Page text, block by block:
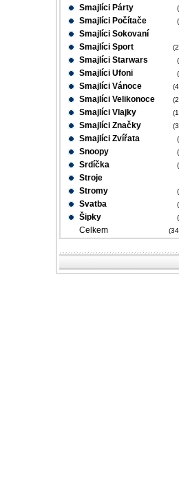
Smajlíci Párty
Smajlíci Počítače
Smajlíci Sokovaní
Smajlíci Sport
Smajlíci Starwars
Smajlíci Ufoni
Smajlíci Vánoce
Smajlíci Velikonoce
Smajlíci Vlajky
Smajlíci Značky
Smajlíci Zvířata
Snoopy
Srdíčka
Stroje
Stromy
Svatba
Šipky
Celkem